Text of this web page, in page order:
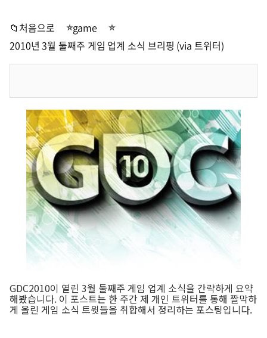
📁처음으로
game
2010년 3월 둘째주 게임 업계 소식 브리핑 (via 트위터)
GDC2010이 열린 3월 둘째주 게임 업계 소식을 간략하게 요약
해봤습니다. 이 포스트는 한 주간 제 개인 트위터를 통해 짤막하
게 올린 게임 소식 트윗들을 취합해서 정리하는 포스팅입니다.